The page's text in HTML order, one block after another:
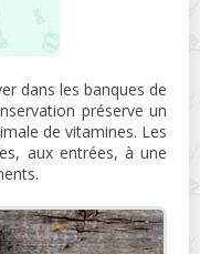
dans les banques de
préserve un
de vitamines. Les
aux entrées, à une